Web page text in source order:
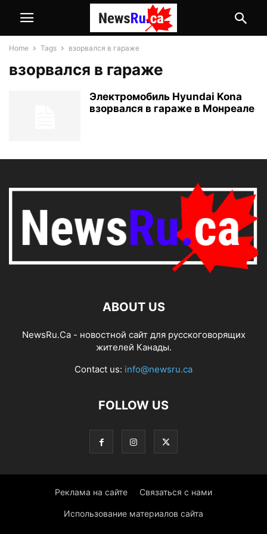
Home Tags взорвался в гараже
взорвался в гараже
Электромобиль Hyundai Kona
взорвался в гараже в Монреале
ABOUT US
NewsRu.Ca - новостной сайт для русскоговорящих
жителей Канады.
Contact us: info@newsru.ca
FOLLOW US
Реклама на сайте Связаться с нами
Использование материалов сайта